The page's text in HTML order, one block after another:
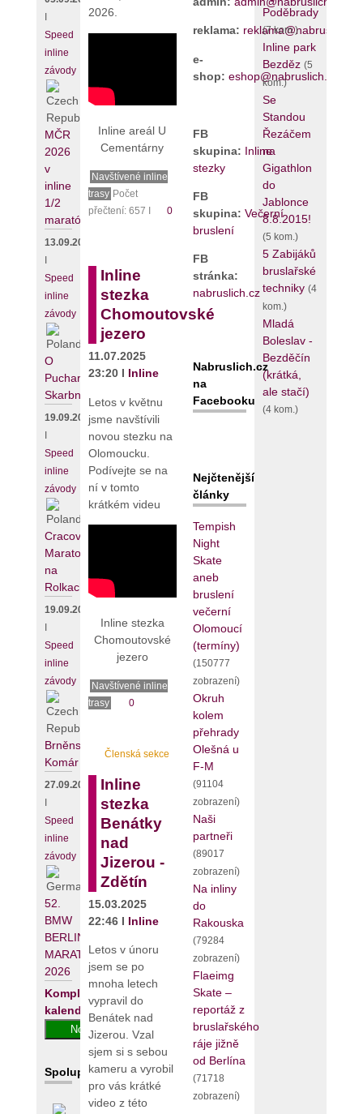
Speed
inline
závody
MČR
2026
v
inline
1/2
maratónu
13.09.2026
Speed
inline
závody
O
Puchar
Skarbnika
19.09.2026
Speed
inline
závody
Cracovia
Maraton
na
Rolkach
19.09.2026
Speed
inline
závody
Brněnský
Komár
27.09.2026
Speed
inline
závody
52.
BMW
BERLIN-
MARATHON
2026
Kompletní
kalendář
Spolupracujeme
2026.
Inline areál U
Cementárny
Navštívené inline
trasy Počet
přečtení: 657 I
0
Inline
stezka
Chomoutovské
jezero
11.07.2025
23:20 I Inline
Letos v květnu
jsme navštívili
novou stezku na
Olomoucku.
Podívejte se na
ní v tomto
krátkém videu
Inline stezka
Chomoutovské
jezero
Navštívené inline
trasy
0
Členská sekce
Inline
stezka
Benátky
nad
Jizerou -
Zdětín
15.03.2025
22:46 I Inline
Letos v únoru
jsem se po
mnoha letech
vypravil do
Benátek nad
Jizerou. Vzal
sjem si s sebou
kameru a vyrobil
pro vás krátké
video z této
reklama: reklama@nabruslich.cz
e-
shop: eshop@nabruslich.cz
FB
skupina: Inline
stezky
FB
skupina: Večerní
bruslení
FB
stránka:
nabruslich.cz
Nabruslich.cz
na
Facebooku
Nejčtenější
články
Tempish
Night
Skate
aneb
bruslení
večerní
Olomoucí
(termíny)
(150777
zobrazení)
Okruh
kolem
přehrady
Olešná u
F-M
(91104
zobrazení)
Naši
partneři
(89017
zobrazení)
Na inliny
do
Rakouska
(79284
zobrazení)
Flaeimg
Skate –
reportáž z
bruslařského
ráje jižně
od Berlína
(71718
zobrazení)
Poděbrady
(7 kom.)
Inline park
Bezděz (5
kom.)
Se
Standou
Řezáčem
na
Gigathlon
do
Jablonce
8.8.2015!
(5 kom.)
5 Zabijáků
bruslařské
techniky (4
kom.)
Mladá
Boleslav -
Bezděčín
(krátká,
ale stačí)
(4 kom.)